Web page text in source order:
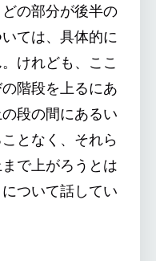
の部分が後半の
ては、具体的に
けれども、ここ
階段を上るにあ
段の間にあるい
となく、それら
で上がろうとは
ついて話してい